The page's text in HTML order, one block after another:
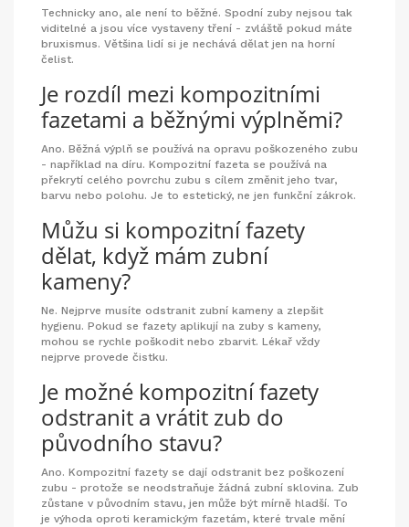
Technicky ano, ale není to běžné. Spodní zuby nejsou tak
viditelné a jsou více vystaveny tření - zvláště pokud máte
bruxismus. Většina lidí si je nechává dělat jen na horní
čelist.
Je rozdíl mezi kompozitními
fazetami a běžnými výplněmi?
Ano. Běžná výplň se používá na opravu poškozeného zubu
- například na díru. Kompozitní fazeta se používá na
překrytí celého povrchu zubu s cílem změnit jeho tvar,
barvu nebo polohu. Je to estetický, ne jen funkční zákrok.
Můžu si kompozitní fazety
dělat, když mám zubní
kameny?
Ne. Nejprve musíte odstranit zubní kameny a zlepšit
hygienu. Pokud se fazety aplikují na zuby s kameny,
mohou se rychle poškodit nebo zbarvit. Lékař vždy
nejprve provede čistku.
Je možné kompozitní fazety
odstranit a vrátit zub do
původního stavu?
Ano. Kompozitní fazety se dají odstranit bez poškození
zubu - protože se neodstraňuje žádná zubní sklovina. Zub
zůstane v původním stavu, jen může být mírně hladší. To
je výhoda oproti keramickým fazetám, které trvale mění